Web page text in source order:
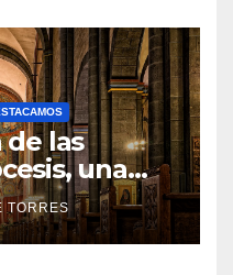
O
H
A
Y
C
O
M
de las
una
el futuro de
TORRES
N